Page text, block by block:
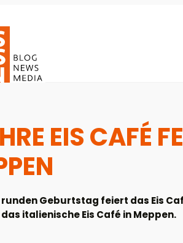
EIS CAFÉ
runden Geburtstag feiert das Eis
italienische Eis Café in Meppen.